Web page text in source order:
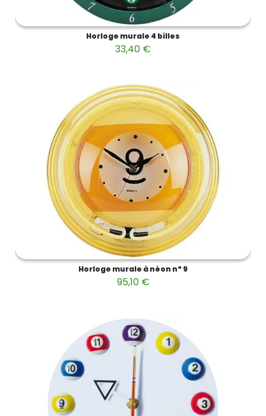
Horloge murale 4 billes
33,40 €
Horloge murale à néon n° 9
95,10 €